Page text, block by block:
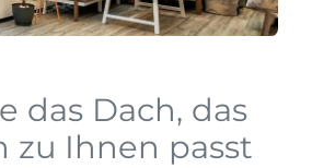
das Dach, das
zu Ihnen passt